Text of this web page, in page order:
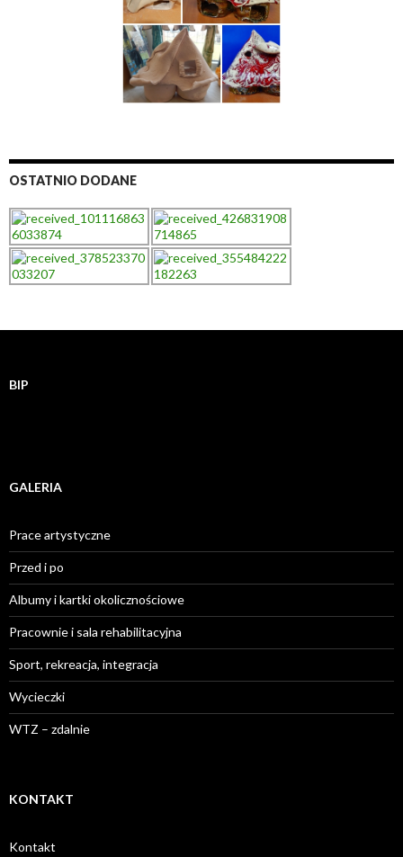
OSTATNIO DODANE
BIP
GALERIA
Prace artystyczne
Przed i po
Albumy i kartki okolicznościowe
Pracownie i sala rehabilitacyjna
Sport, rekreacja, integracja
Wycieczki
WTZ – zdalnie
KONTAKT
Kontakt